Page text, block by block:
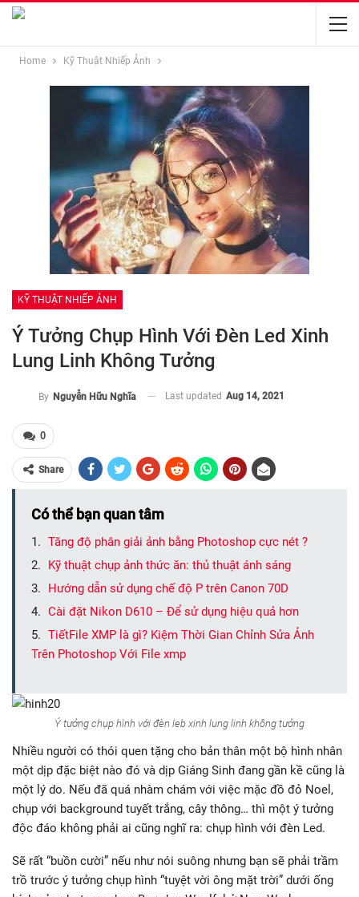
Home Kỹ Thuật Nhiếp Ảnh
KỸ THUẬT NHIẾP ẢNH
Ý Tưởng Chụp Hình Với Đèn Led Xinh
Lung Linh Không Tưởng
By Nguyễn Hữu Nghĩa Last updated Aug 14, 2021
0
Share
Có thể bạn quan tâm
Tăng độ phân giải ảnh bằng Photoshop cực nét ?
Kỹ thuật chụp ảnh thức ăn: thủ thuật ánh sáng
Hướng dẫn sử dụng chế độ P trên Canon 70D
Cài đặt Nikon D610 – Để sử dụng hiệu quả hơn
TiếtFile XMP là gì? Kiệm Thời Gian Chỉnh Sửa Ảnh
Trên Photoshop Với File xmp
Ý tưởng chụp hình với đèn leb xinh lung linh không tưởng
Nhiều người có thói quen tặng cho bản thân một bộ hình nhân
một dịp đặc biệt nào đó và dịp Giáng Sinh đang gần kề cũng là
một lý do. Nếu đã quá nhàm chám với việc mặc đồ đỏ Noel,
chụp với background tuyết trắng, cây thông… thì một ý tưởng
độc đáo không phải ai cũng nghĩ ra: chụp hình với đèn Led.
Sẽ rất “buồn cười” nếu như nói suông nhưng bạn sẽ phải trầm
trồ trước ý tưởng chụp hình “tuyệt vời ông mặt trời” dưới ống